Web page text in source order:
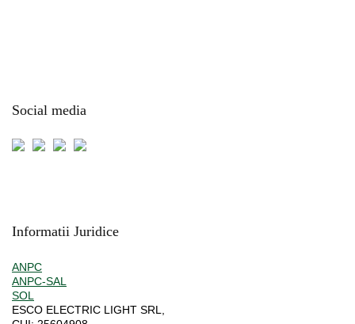
Social media
Informatii Juridice
ANPC
ANPC-SAL
SOL
ESCO ELECTRIC LIGHT SRL,